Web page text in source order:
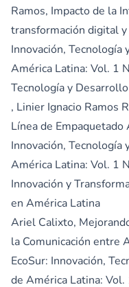
Ramos, Impacto de la
transformación digital
Innovación,
América Latina: Vol. 1
Tecnología y
, Linier Ignacio Ramos
Línea de
Innovación,
América Latina: Vol. 1
Innovación y
en América Latina
Ariel Calixto,
la Comunicación entre
EcoSur: Innovación,
de América Latina: